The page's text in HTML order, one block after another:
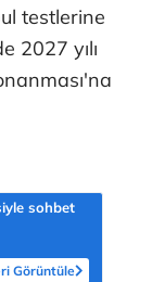
testlerine
2027 yılı
sohbet
Görüntüle